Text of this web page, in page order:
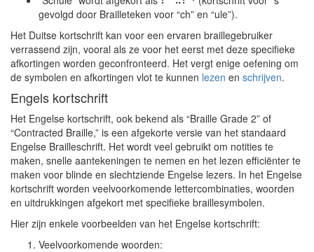
gevolgd door Brailleteken voor “ch” en “ule”).
Het Duitse kortschrift kan voor een ervaren braillegebruiker
verrassend zijn, vooral als ze voor het eerst met deze specifieke
afkortingen worden geconfronteerd. Het vergt enige oefening om
de symbolen en afkortingen vlot te kunnen lezen en schrijven.
Engels kortschrift
Het Engelse kortschrift, ook bekend als “Braille Grade 2” of
“Contracted Braille,” is een afgekorte versie van het standaard
Engelse Brailleschrift. Het wordt veel gebruikt om notities te
maken, snelle aantekeningen te nemen en het lezen efficiënter te
maken voor blinde en slechtziende Engelse lezers. In het Engelse
kortschrift worden veelvoorkomende lettercombinaties, woorden
en uitdrukkingen afgekort met specifieke braillesymbolen.
Hier zijn enkele voorbeelden van het Engelse kortschrift:
Veelvoorkomende woorden: